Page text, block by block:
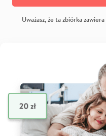
Uważasz, że ta zbiórka zawiera